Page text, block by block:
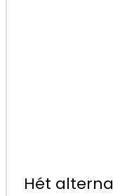
Hét